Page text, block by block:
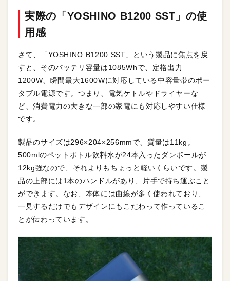
実際の「YOSHINO B1200 SST」の使
用感
さて、「YOSHINO B1200 SST」という製品に焦点を戻
すと、そのバッテリ容量は1085Whで、定格出力
1200W、瞬間最大1600Wに対応している中容量帯のポー
タブル電源です。つまり、電気ケトルやドライヤーな
ど、消費電力の大きな一部の家電にも対応しやすい仕様
です。
製品のサイズは296×204×256mmで、質量は11kg。
500mlのペットボトル飲料水が24本入ったダンボールが
12kg強なので、それよりもちょっと軽いくらいです。製
品の上部には1本のハンドルがあり、片手で持ち運ぶこと
ができます。なお、本体には曲線が多く使われており、
一見するだけでもデザインにもこだわって作っているこ
とが伝わっています。